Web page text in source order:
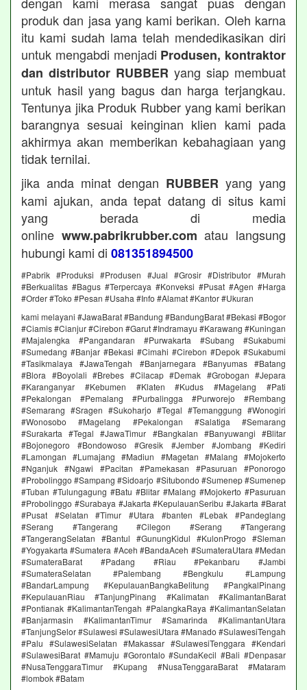
produk dan jasa yang kami berikan. Oleh karna
itu kami sudah lama telah mendedikasikan diri
untuk mengabdi menjadi Produsen, kontraktor
dan distributor RUBBER yang siap membuat
untuk hasil yang bagus dan harga terjangkau.
Tentunya jika Produk Rubber yang kami berikan
barangnya sesuai keinginan klien kami pada
akhirmya akan memberikan kebahagiaan yang
tidak ternilai.
jika anda minat dengan RUBBER yang yang
kami ajukan, anda tepat datang di situs kami
yang berada di media
online www.pabrikrubber.com atau langsung
hubungi kami di 081351894500
#Pabrik #Produksi #Produsen #Jual #Grosir #Distributor #Murah
#Berkualitas #Bagus #Terpercaya #Konveksi #Pusat #Agen #Harga
#Order #Toko #Pesan #Usaha #Info #Alamat #Kantor #Ukuran
kami melayani #JawaBarat #Bandung #BandungBarat #Bekasi #Bogor
#Ciamis #Cianjur #Cirebon #Garut #Indramayu #Karawang #Kuningan
#Majalengka #Pangandaran #Purwakarta #Subang #Sukabumi
#Sumedang #Banjar #Bekasi #Cimahi #Cirebon #Depok #Sukabumi
#Tasikmalaya #JawaTengah #Banjarnegara #Banyumas #Batang
#Blora #Boyolali #Brebes #Cilacap #Demak #Grobogan #Jepara
#Karanganyar #Kebumen #Klaten #Kudus #Magelang #Pati
#Pekalongan #Pemalang #Purbalingga #Purworejo #Rembang
#Semarang #Sragen #Sukoharjo #Tegal #Temanggung #Wonogiri
#Wonosobo #Magelang #Pekalongan #Salatiga #Semarang
#Surakarta #Tegal #JawaTimur #Bangkalan #Banyuwangi #Blitar
#Bojonegoro #Bondowoso #Gresik #Jember #Jombang #Kediri
#Lamongan #Lumajang #Madiun #Magetan #Malang #Mojokerto
#Nganjuk #Ngawi #Pacitan #Pamekasan #Pasuruan #Ponorogo
#Probolinggo #Sampang #Sidoarjo #Situbondo #Sumenep #Sumenep
#Tuban #Tulungagung #Batu #Blitar #Malang #Mojokerto #Pasuruan
#Probolinggo #Surabaya #Jakarta #KepulauanSeribu #Jakarta #Barat
#Pusat #Selatan #Timur #Utara #banten #Lebak #Pandeglang
#Serang #Tangerang #Cilegon #Serang #Tangerang
#TangerangSelatan #Bantul #GunungKidul #KulonProgo #Sleman
#Yogyakarta #Sumatera #Aceh #BandaAceh #SumateraUtara #Medan
#SumateraBarat #Padang #Riau #Pekanbaru #Jambi
#SumateraSelatan #Palembang #Bengkulu #Lampung
#BandarLampung #KepulauanBangkaBelitung #PangkalPinang
#KepulauanRiau #TanjungPinang #Kalimatan #KalimantanBarat
#Pontianak #KalimantanTengah #PalangkaRaya #KalimantanSelatan
#Banjarmasin #KalimantanTimur #Samarinda #KalimantanUtara
#TanjungSelor #Sulawesi #SulawesiUtara #Manado #SulawesiTengah
#Palu #SulawesiSelatan #Makassar #SulawesiTenggara #Kendari
#SulawesiBarat #Mamuju #Gorontalo #SundaKecil #Bali #Denpasar
#NusaTenggaraTimur #Kupang #NusaTenggaraBarat #Mataram
#lombok #Batam